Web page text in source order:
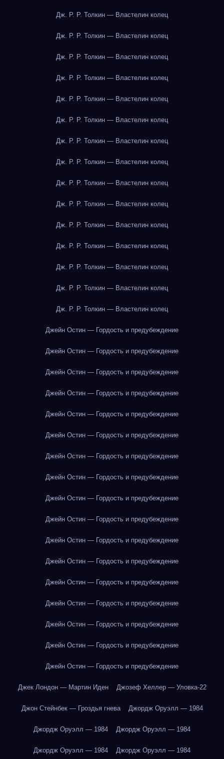
Дж. Р. Р. Толкин — Властелин колец
Дж. Р. Р. Толкин — Властелин колец
Дж. Р. Р. Толкин — Властелин колец
Дж. Р. Р. Толкин — Властелин колец
Дж. Р. Р. Толкин — Властелин колец
Дж. Р. Р. Толкин — Властелин колец
Дж. Р. Р. Толкин — Властелин колец
Дж. Р. Р. Толкин — Властелин колец
Дж. Р. Р. Толкин — Властелин колец
Дж. Р. Р. Толкин — Властелин колец
Дж. Р. Р. Толкин — Властелин колец
Дж. Р. Р. Толкин — Властелин колец
Дж. Р. Р. Толкин — Властелин колец
Дж. Р. Р. Толкин — Властелин колец
Дж. Р. Р. Толкин — Властелин колец
Джейн Остин — Гордость и предубеждение
Джейн Остин — Гордость и предубеждение
Джейн Остин — Гордость и предубеждение
Джейн Остин — Гордость и предубеждение
Джейн Остин — Гордость и предубеждение
Джейн Остин — Гордость и предубеждение
Джейн Остин — Гордость и предубеждение
Джейн Остин — Гордость и предубеждение
Джейн Остин — Гордость и предубеждение
Джейн Остин — Гордость и предубеждение
Джейн Остин — Гордость и предубеждение
Джейн Остин — Гордость и предубеждение
Джейн Остин — Гордость и предубеждение
Джейн Остин — Гордость и предубеждение
Джейн Остин — Гордость и предубеждение
Джейн Остин — Гордость и предубеждение
Джейн Остин — Гордость и предубеждение
Джек Лондон — Мартин Иден Джозеф Хеллер — Уловка-22
Джон Стейнбек — Гроздья гнева Джордж Оруэлл — 1984
Джордж Оруэлл — 1984 Джордж Оруэлл — 1984
Джордж Оруэлл — 1984 Джордж Оруэлл — 1984